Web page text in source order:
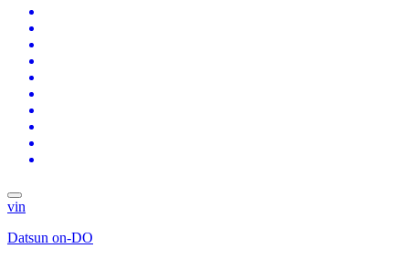
vin
Datsun on-DO